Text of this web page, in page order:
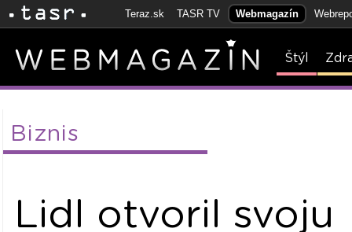
Teraz.sk TASR TV Webmagazín
Štýl
Biznis
Lidl otvoril svoju